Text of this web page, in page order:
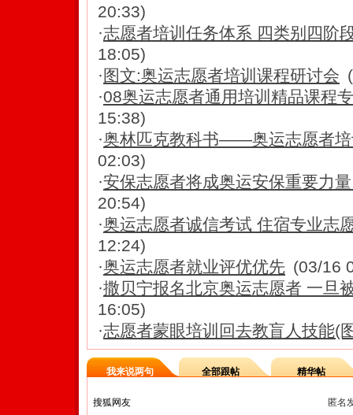
20:33)
·志愿者培训任务体系 四类别四阶
18:05)
· 图文:奥运志愿者培训课程研讨会
·08奥运志愿者通用培训精品课程
15:38)
·奥林匹克教科书——奥运志愿者培
02:03)
·安保志愿者将成奥运安保重要力
20:54)
·奥运志愿者诚信考试 住宿专业志
12:24)
·奥运志愿者就业评优优先 (03/16
·撒贝宁报名北京奥运志愿者 一旦
16:05)
·志愿者蒙眼培训回去教盲人技能(
我来说两句 全部跟帖 精华帖
匿名